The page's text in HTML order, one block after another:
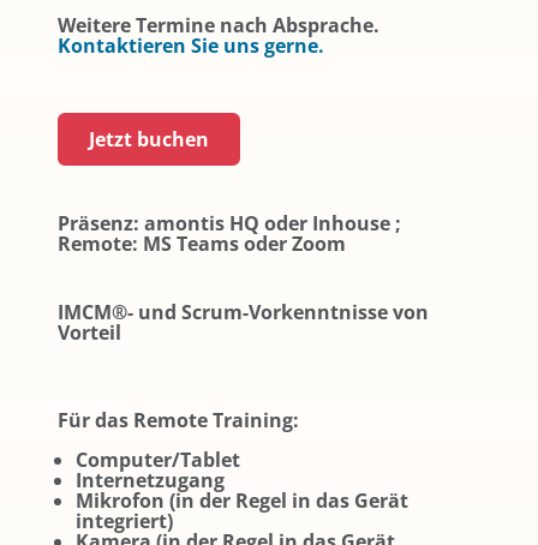
Weitere Termine nach Absprache.
Kontaktieren Sie uns gerne.
Jetzt buchen
Präsenz: amontis HQ oder Inhouse ;
Remote: MS Teams oder Zoom
IMCM®- und Scrum-Vorkenntnisse von
Vorteil
Für das Remote Training:
Computer/Tablet
Internetzugang
Mikrofon (in der Regel in das Gerät
integriert)